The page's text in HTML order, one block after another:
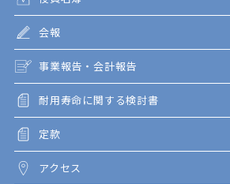
会報
事業報告・会計報告
耐用寿命に関する検討書
定款
アクセス